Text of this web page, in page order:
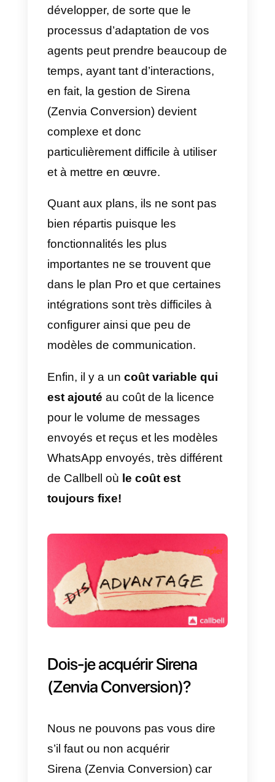
possibilité d’évaluer chaque
conversation, de l’envoyer à
l’équipe correspondante et, en
possédant unbot, Sirena (Zenvia
Conversion) sera en mesure de
détourner automatiquement les
conversations: cela signifie que
main-d’œuvre est fortement
réduite et que les erreurs
humaines seront moins
probables.
Un autre des grands avantages
de Sirena (Zenvia Conversion)
les données de vos clients, les
analyse et vous permet de
développer des stratégies de
marketing spécialisées dans la
communication, en prenant les
données des conversations avec
tous vos clients: pour cette
vous devez toujours vous
rappeler que vous avez besoin
d’un expert en marketing pour
données.
Enfin, Sirena (Zenvia
dispose de multiples intégrations,
comme expliqué dans la
section de cet article, mais les